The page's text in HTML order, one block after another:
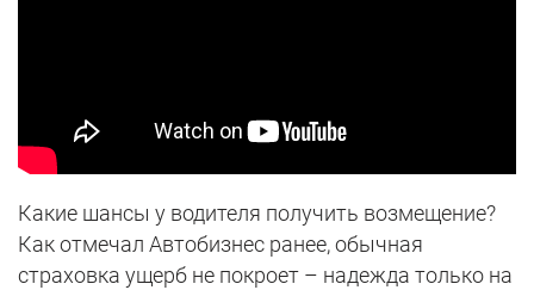
Какие шансы у водителя получить возмещение?
Как отмечал Автобизнес ранее, обычная
страховка ущерб не покроет – надежда только на